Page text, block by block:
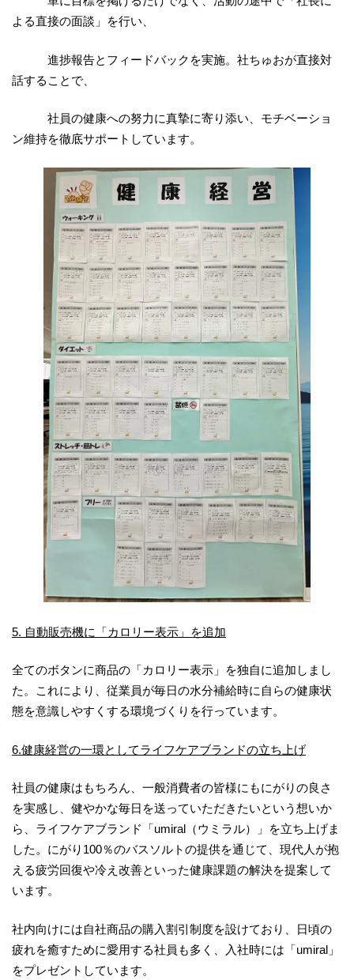
よる直接の面談」を行い、
進捗報告とフィードバックを実施。社ちゅおが直接対
話することで、
社員の健康への努力に真摯に寄り添い、モチベーショ
ン維持を徹底サポートしています。
5. 自動販売機に「カロリー表示」を追加
全てのボタンに商品の「カロリー表示」を独自に追加しまし
た。これにより、従業員が毎日の水分補給時に自らの健康状
態を意識しやすくする環境づくりを行っています。
6.健康経営の一環としてライフケアブランドの立ち上げ
社員の健康はもちろん、一般消費者の皆様にもにがりの良さ
を実感し、健やかな毎日を送っていただきたいという想いか
ら、ライフケアブランド「umiral（ウミラル）」を立ち上げま
した。にがり100％のバスソルトの提供を通じて、現代人が抱
える疲労回復や冷え改善といった健康課題の解決を提案して
います。
社内向けには自社商品の購入割引制度を設けており、日頃の
疲れを癒すために愛用する社員も多く、入社時には「umiral」
をプレゼントしています。